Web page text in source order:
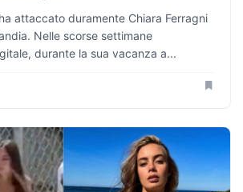
attaccato duramente Chiara Ferragni
Nelle scorse settimane
durante la sua vacanza a...